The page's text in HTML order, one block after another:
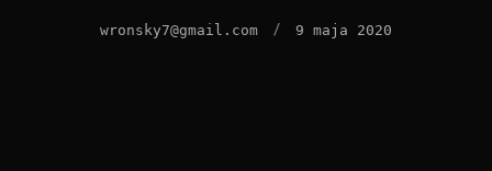
wronsky7@gmail.com / 9 maja 2020